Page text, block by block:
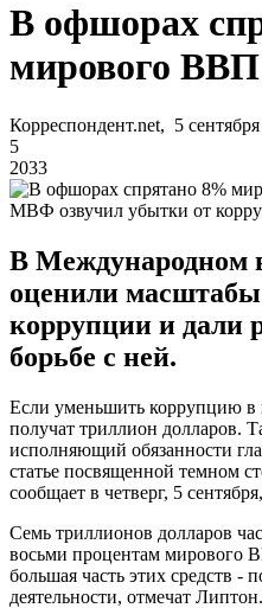
В офшорах
мирового
Корреспондент.net, 5
5
2033
МВФ озвучил убытки от
В Международном
оценили
коррупции и дали
борьбе с ней.
Если уменьшить коррупцию в
получат триллион долларов.
исполняющий обязанности
статье посвященной темном
сообщает в четверг, 5 сентября,
Семь триллионов долларов
восьми процентам мирового
большая часть этих средств -
деятельности, отмечат Липтон.